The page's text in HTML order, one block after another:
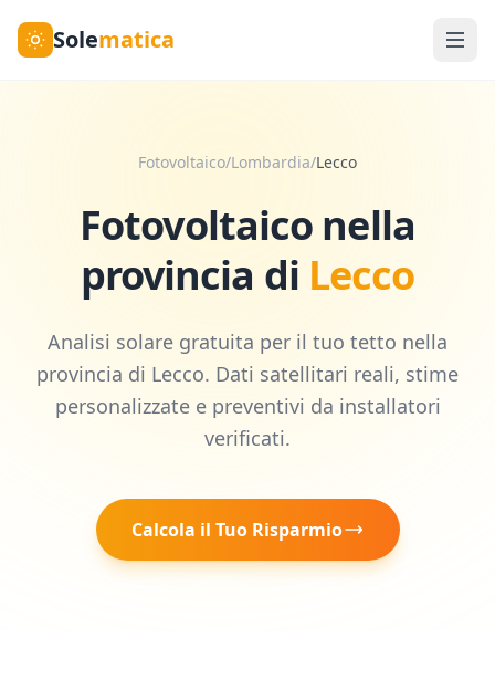
Solematica
Fotovoltaico/Lombardia/Lecco
Fotovoltaico nella
provincia di Lecco
Analisi solare gratuita per il tuo tetto nella
provincia di Lecco. Dati satellitari reali, stime
personalizzate e preventivi da installatori
verificati.
Calcola il Tuo Risparmio